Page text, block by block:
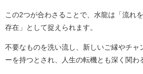
この2つが合わさることで、水龍は「流れ
存在」として捉えられます。
不要なものを洗い流し、新しいご縁やチャ
ーを持つとされ、人生の転機とも深く関わ